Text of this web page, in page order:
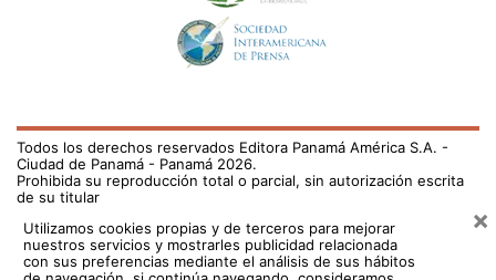
Todos los derechos reservados Editora Panamá América S.A. -
Ciudad de Panamá - Panamá 2026.
Prohibida su reproducción total o parcial, sin autorización escrita
de su titular
Utilizamos cookies propias y de terceros para mejorar
nuestros servicios y mostrarles publicidad relacionada
con sus preferencias mediante el análisis de sus hábitos
×